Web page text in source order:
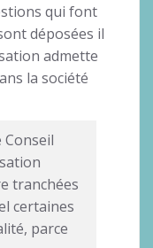
qui font
déposées il
admette
la société
tranchées
certaines
parce